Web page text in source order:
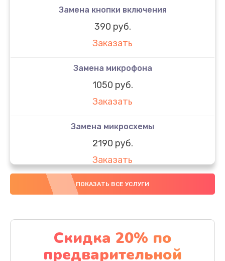
Замена кнопки включения
390 руб.
Заказать
Замена микрофона
1050 руб.
Заказать
Замена микросхемы
2190 руб.
Заказать
Замена передней камеры
Заказать
Замена полифонического динамика
ПОКАЗАТЬ ВСЕ УСЛУГИ
Скидка 20% по
предварительной